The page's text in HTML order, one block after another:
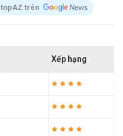
topAZ trên
Xếp hạng